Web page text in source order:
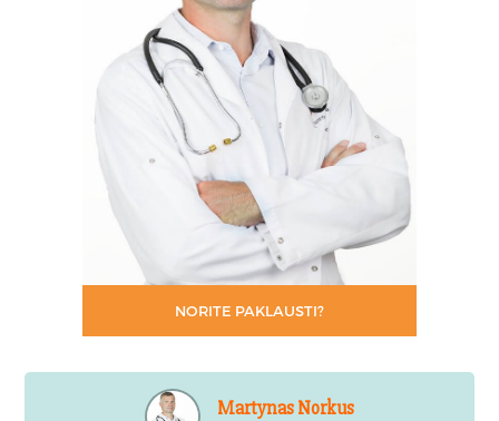
NORITE PAKLAUSTI?
Martynas Norkus